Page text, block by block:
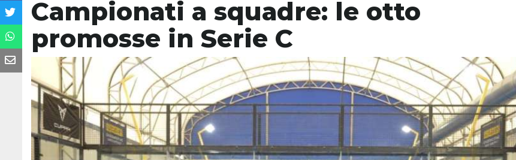
Campionati a squadre: le otto
promosse in Serie C